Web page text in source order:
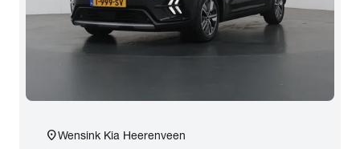
location_onWensink Kia Heerenveen